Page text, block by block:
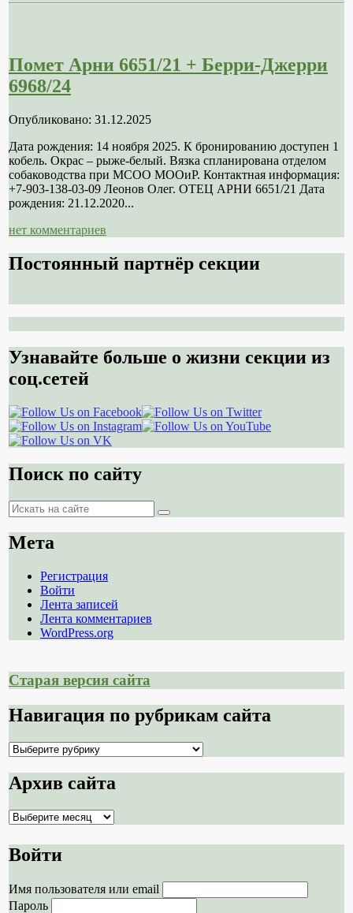
Помет Арни 6651/21 + Берри-Джерри
6968/24
Опубликовано: 31.12.2025
Дата рождения: 14 ноября 2025. К бронированию доступен 1
кобель. Окрас – рыже-белый. Вязка спланирована отделом
собаководства при МСОО МООиР. Контактная информация:
+7-903-138-03-09 Леонов Олег. ОТЕЦ АРНИ 6651/21 Дата
рождения: 21.12.2020...
нет комментариев
Постоянный партнёр секции
Узнавайте больше о жизни секции из
соц.сетей
Поиск по сайту
Поиск
Поиск
Мета
Регистрация
Войти
Лента записей
Лента комментариев
WordPress.org
Старая версия сайта
Навигация по рубрикам сайта
Навигация
рубрикам
сайта
Архив сайта
Архив
Войти
Имя пользователя или email
Пароль